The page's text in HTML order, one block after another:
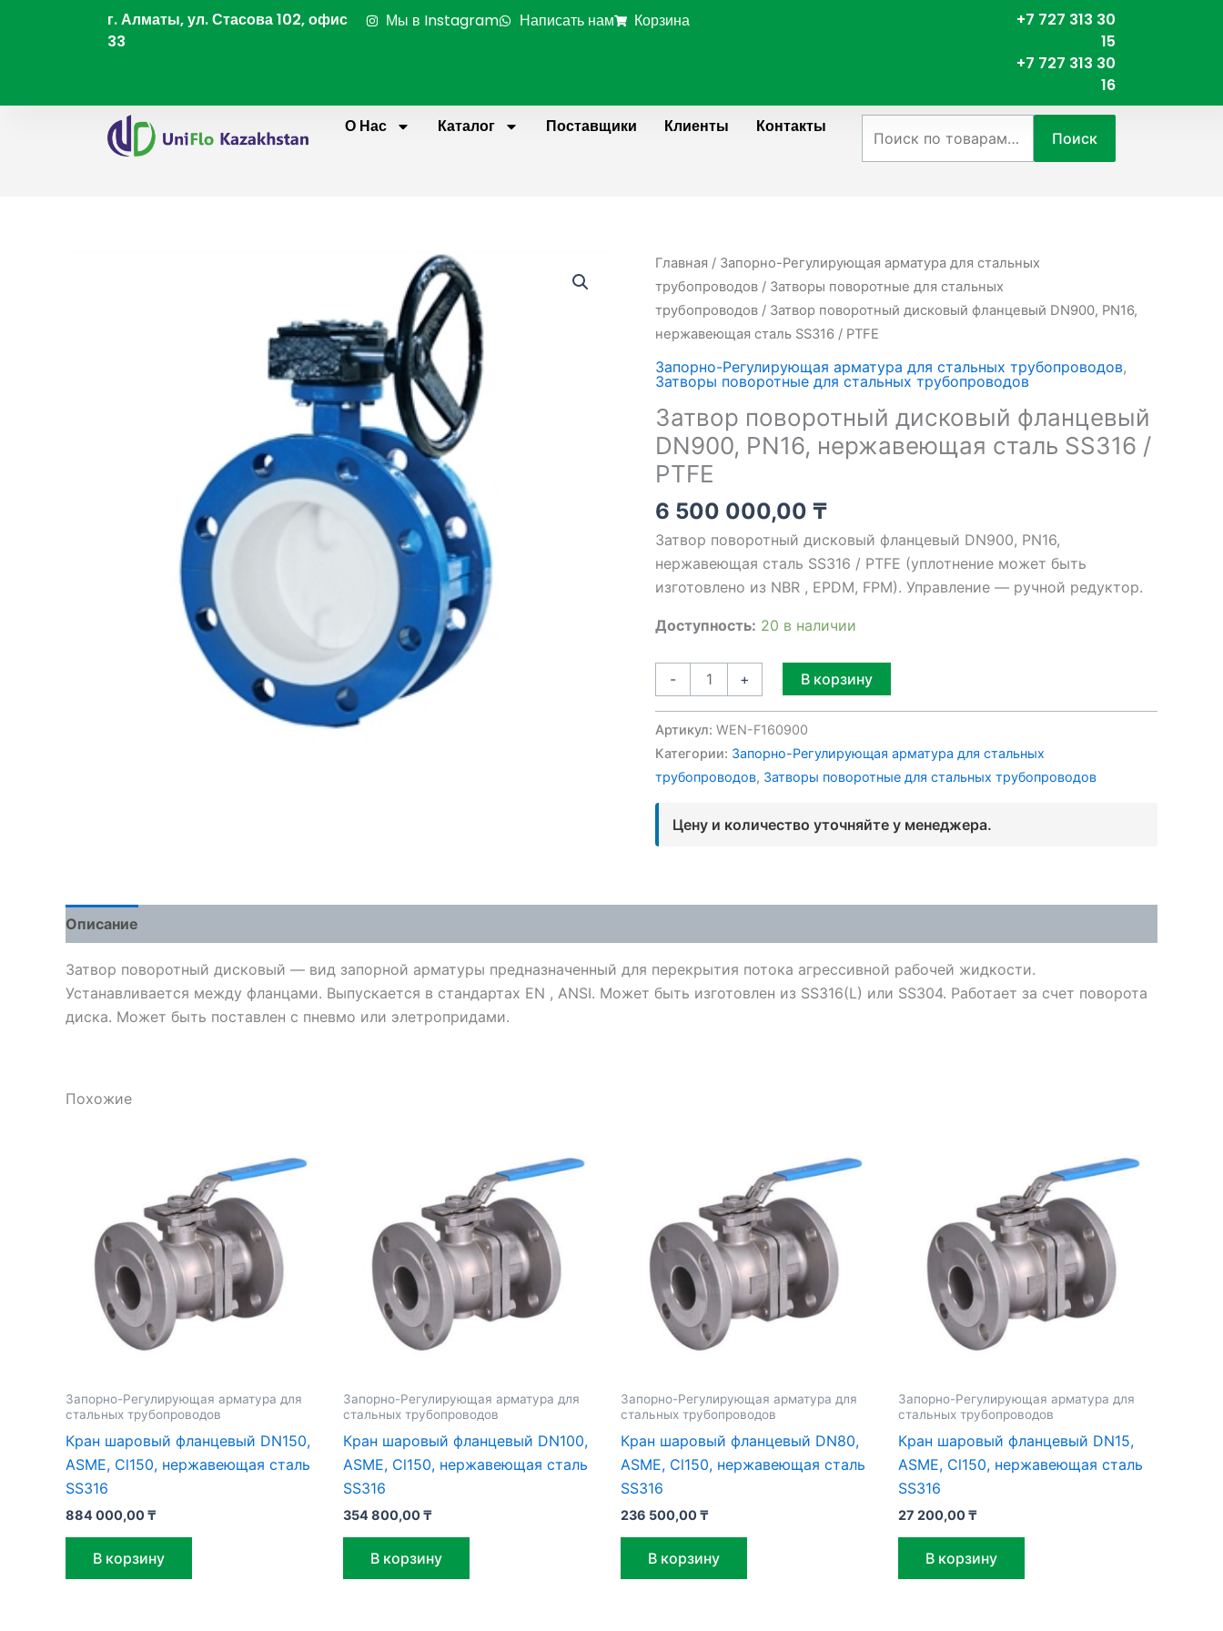
г. Алматы, ул. Стасова 102, офис
33
Мы в Instagram Написать нам Корзина
+7 727 313 30
15
+7 727 313 30
16
О Нас
Каталог Поставщики Клиенты Контакты
Поиск
Главная / Запорно-Регулирующая арматура для стальных
трубопроводов / Затворы поворотные для стальных
трубопроводов / Затвор поворотный дисковый фланцевый DN900, PN16,
нержавеющая сталь SS316 / PTFE
Запорно-Регулирующая арматура для стальных трубопроводов,
Затворы поворотные для стальных трубопроводов
Затвор поворотный дисковый фланцевый
DN900, PN16, нержавеющая сталь SS316 /
PTFE
6 500 000,00 ₸
Затвор поворотный дисковый фланцевый DN900, PN16,
нержавеющая сталь SS316 / PTFE (уплотнение может быть
изготовлено из NBR , EPDM, FPM). Управление — ручной редуктор.
Доступность: 20 в наличии
-
Количество
товара
Затвор
поворотный
дисковый
фланцевый
DN900,
PN16,
нержавеющая
сталь
SS316
/
PTFE
+ В корзину
Артикул: WEN-F160900
Категории: Запорно-Регулирующая арматура для стальных
трубопроводов, Затворы поворотные для стальных трубопроводов
Цену и количество уточняйте у менеджера.
Описание
Затвор поворотный дисковый — вид запорной арматуры предназначенный для перекрытия потока агрессивной рабочей жидкости.
Устанавливается между фланцами. Выпускается в стандартах EN , ANSI. Может быть изготовлен из SS316(L) или SS304. Работает за счет поворота
диска. Может быть поставлен с пневмо или элетропридами.
Похожие
Запорно-Регулирующая арматура для
стальных трубопроводов
Кран шаровый фланцевый DN150,
ASME, Cl150, нержавеющая сталь
SS316
884 000,00₸
В корзину
Запорно-Регулирующая арматура для
стальных трубопроводов
Кран шаровый фланцевый DN100,
ASME, Cl150, нержавеющая сталь
SS316
354 800,00₸
В корзину
Запорно-Регулирующая арматура для
стальных трубопроводов
Кран шаровый фланцевый DN80,
ASME, Cl150, нержавеющая сталь
SS316
236 500,00₸
В корзину
Запорно-Регулирующая арматура для
стальных трубопроводов
Кран шаровый фланцевый DN15,
ASME, Cl150, нержавеющая сталь
SS316
27 200,00₸
В корзину